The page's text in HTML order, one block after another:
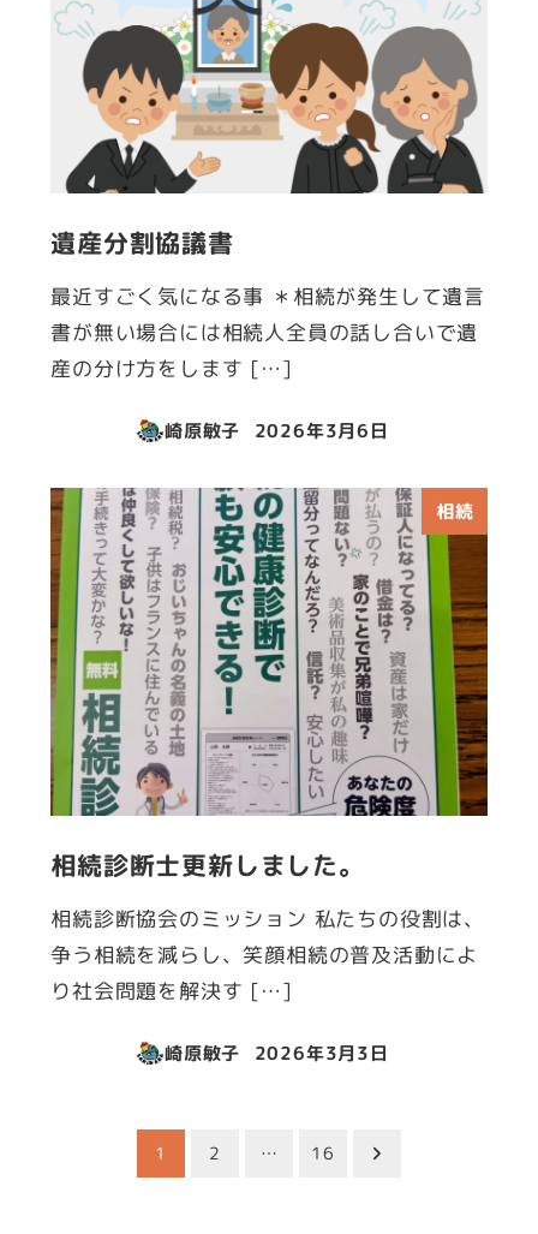
遺産分割協議書
最近すごく気になる事 ＊相続が発生して遺言
書が無い場合には相続人全員の話し合いで遺
産の分け方をします […]
崎原敏子
投稿日
2026年3月6日
相続
相続診断士更新しました。
相続診断協会のミッション 私たちの役割は、
争う相続を減らし、笑顔相続の普及活動によ
り社会問題を解決す […]
崎原敏子
投稿日
2026年3月3日
1 2 … 16